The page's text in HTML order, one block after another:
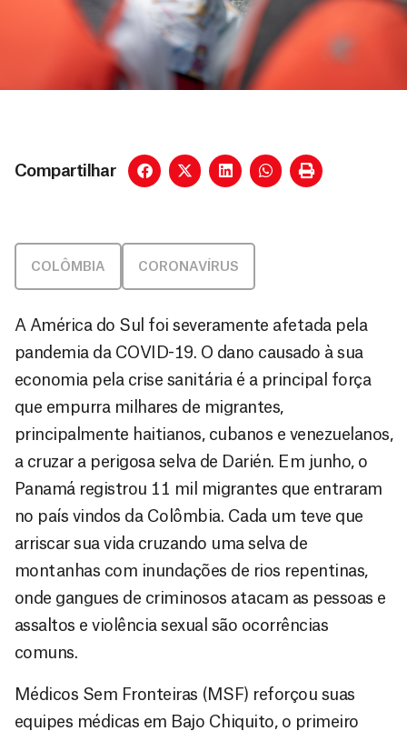
Compartilhar
COLÔMBIA CORONAVÍRUS
A América do Sul foi severamente afetada pela
pandemia da COVID-19. O dano causado à sua
economia pela crise sanitária é a principal força
que empurra milhares de migrantes,
principalmente haitianos, cubanos e venezuelanos,
a cruzar a perigosa selva de Darién. Em junho, o
Panamá registrou 11 mil migrantes que entraram
no país vindos da Colômbia. Cada um teve que
arriscar sua vida cruzando uma selva de
montanhas com inundações de rios repentinas,
onde gangues de criminosos atacam as pessoas e
assaltos e violência sexual são ocorrências
comuns.
Médicos Sem Fronteiras (MSF) reforçou suas
equipes médicas em Bajo Chiquito, o primeiro